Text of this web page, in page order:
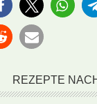
REZEPTE